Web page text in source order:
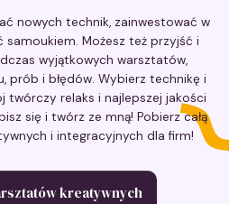
nowych technik, zainwestować w
samoukiem. Możesz też przyjść i
wyjątkowych warsztatów,
prób i błędów. Wybierz technikę i
twórczy relaks i najlepszej jakości
się i twórz ze mną! Pobierz całą
i integracyjnych dla firm!
kreatywnych